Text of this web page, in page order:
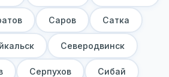
Саров Сатка
Северодвинск
Серпухов Сибай